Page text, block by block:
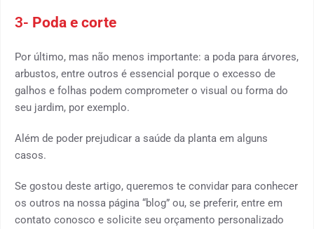
3- Poda e corte
Por último, mas não menos importante: a poda para árvores,
arbustos, entre outros é essencial porque o excesso de
galhos e folhas podem comprometer o visual ou forma do
seu jardim, por exemplo.
Além de poder prejudicar a saúde da planta em alguns
casos.
Se gostou deste artigo, queremos te convidar para conhecer
os outros na nossa página “blog” ou, se preferir, entre em
contato conosco e solicite seu orçamento personalizado